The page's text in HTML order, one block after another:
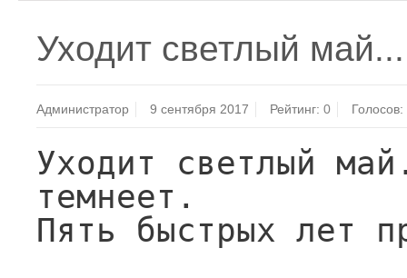
Уходит светлый май...
Администратор 9 сентября 2017 Рейтинг:0 Голосов:
Уходит светлый
темнеет.
Пять быстрых лет